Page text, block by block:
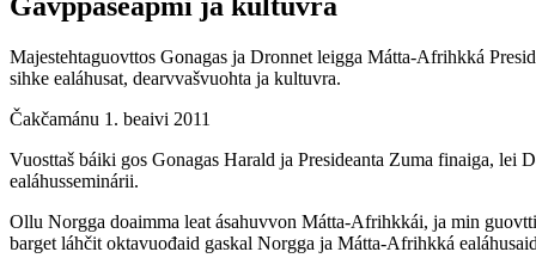
Gávppašeapmi ja kultuvra
Majestehtaguovttos Gonagas ja Dronnet leigga Mátta-Afrihkká
sihke ealáhusat, dearvvašvuohta ja kultuvra.
Čakčamánu 1. beaivi 2011
Vuosttaš báiki gos Gonagas Harald ja Presideanta Zuma finaiga,
ealáhusseminárii.
Ollu Norgga doaimma leat ásahuvvon Mátta-Afrihkkái, ja min
barget láhčit oktavuođaid gaskal Norgga ja Mátta-Afrihkká